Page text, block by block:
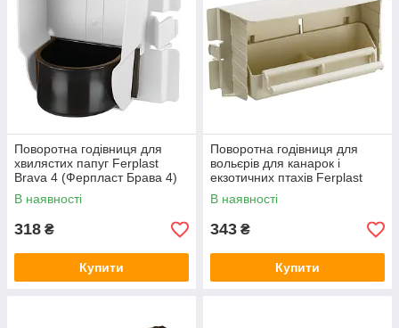
Поворотна годівниця для
хвилястих папуг Ferplast
Brava 4 (Ферпласт Брава 4)
В наявності
318 ₴
Купити
Поворотна годівниця для
вольєрів для канарок і
екзотичних птахів Ferplast
Brava 6 (Ферпласт Брава 6)
В наявності
343 ₴
Купити